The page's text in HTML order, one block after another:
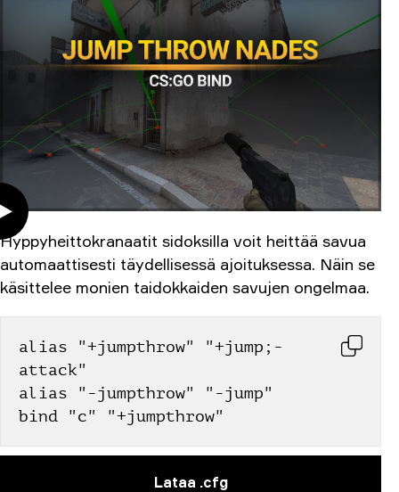
Hyppyheittokranaatit sidoksilla voit heittää savua
automaattisesti täydellisessä ajoituksessa. Näin se
käsittelee monien taidokkaiden savujen ongelmaa.
alias "+jumpthrow" "+jump;-
attack"
alias "-jumpthrow" "-jump"
bind "c" "+jumpthrow"
Lataa .cfg